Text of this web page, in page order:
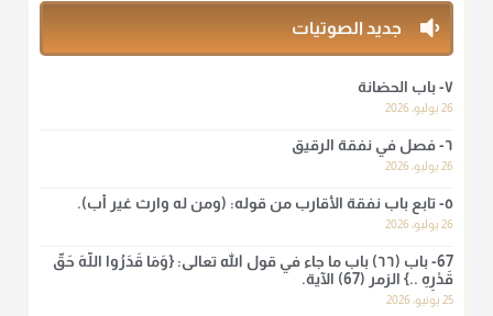
منذ 3 شهر
لا أعلم لدعاء ختم القرآن في الصلاة أصلاً صحيحاً يعتمد عليه من سنة
الرسول صلى الله عليه وسلّم، ولا من عمل الصحابة رضي الله
منذ 3 شهر
أ.د. صالح الشمراني
جديد الصوتيات
٧- باب الحضانة
26 يوليو، 2026
٦- فصل في نفقة الرقيق
26 يوليو، 2026
٥- تابع باب نفقة الأقارب من قوله: (ومن له وارث غير أب).
26 يوليو، 2026
67- باب (٦٦) باب ما جاء في قول الله تعالى: {وَمَا قَدَرُوا اللَّهَ حَقَّ
قَدْرِهِ ..} الزمر (67) الآية.
25 يونيو، 2026